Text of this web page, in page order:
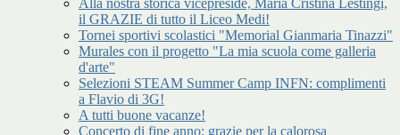
Alla nostra storica vicepreside, Maria Cristina Lestingi,
il GRAZIE di tutto il Liceo Medi!
Tornei sportivi scolastici "Memorial Gianmaria Tinazzi"
Murales con il progetto "La mia scuola come galleria
d'arte"
Selezioni STEAM Summer Camp INFN: complimenti
a Flavio di 3G!
A tutti buone vacanze!
Concerto di fine anno: grazie per la calorosa